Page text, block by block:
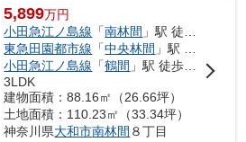
5,899万円
小田急江ノ島線 「南林間 」駅 徒歩15分
東急田園都市線 「中央林間 」駅 徒歩21分
小田急江ノ島線 「鶴間 」駅 徒歩25分
3LDK
建物面積：88.16㎡（26.66坪）
土地面積：110.23㎡（33.34坪）
神奈川県大和市南林間 ８丁目